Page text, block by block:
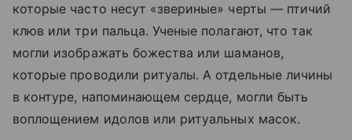
которые часто несут «звериные» черты — птичий
клюв или три пальца. Ученые полагают, что так
могли изображать божества или шаманов,
которые проводили ритуалы. А отдельные личины
в контуре, напоминающем сердце, могли быть
воплощением идолов или ритуальных масок.